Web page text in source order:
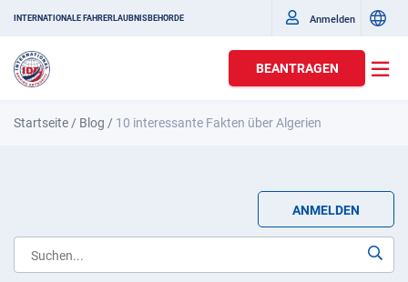
INTERNATIONALE FAHRERLAUBNISBEHÖRDE Anmelden
BEANTRAGEN
Startseite / Blog / 10 interessante Fakten über Algerien
ANMELDEN